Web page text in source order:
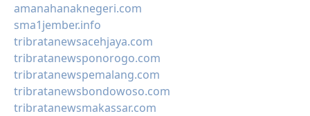
amanahanaknegeri.com
sma1jember.info
tribratanewsacehjaya.com
tribratanewsponorogo.com
tribratanewspemalang.com
tribratanewsbondowoso.com
tribratanewsmakassar.com